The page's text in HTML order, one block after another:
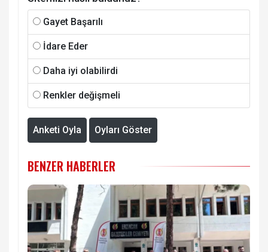
Gayet Başarılı
İdare Eder
Daha iyi olabilirdi
Renkler değişmeli
Anketi Oyla Oyları Göster
BENZER HABERLER